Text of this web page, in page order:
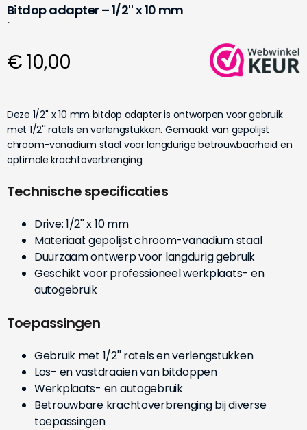
Bitdop adapter – 1/2'' x 10 mm
`
€ 10,00
Deze 1/2'' x 10 mm bitdop adapter is ontworpen voor gebruik
met 1/2'' ratels en verlengstukken. Gemaakt van gepolijst
chroom-vanadium staal voor langdurige betrouwbaarheid en
optimale krachtoverbrenging.
Technische specificaties
Drive: 1/2'' x 10 mm
Materiaal: gepolijst chroom-vanadium staal
Duurzaam ontwerp voor langdurig gebruik
Geschikt voor professioneel werkplaats- en
autogebruik
Toepassingen
Gebruik met 1/2'' ratels en verlengstukken
Los- en vastdraaien van bitdoppen
Werkplaats- en autogebruik
Betrouwbare krachtoverbrenging bij diverse
toepassingen